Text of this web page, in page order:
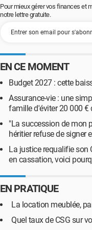
Pour mieux gérer vos finances et
notre lettre gratuite.
EN CE MOMENT
Budget 2027 : cette
Assurance-vie : une
famille d'éviter 20 000 €
"La succession de mon
héritier refuse de signer
La justice requalifie son
en cassation, voici
EN PRATIQUE
La location meublée,
Quel taux de CSG sur